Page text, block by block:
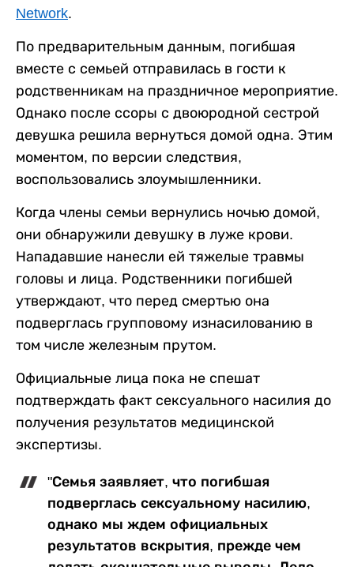
Network.
По предварительным данным, погибшая
вместе с семьей отправилась в гости к
родственникам на праздничное мероприятие.
Однако после ссоры с двоюродной сестрой
девушка решила вернуться домой одна. Этим
моментом, по версии следствия,
воспользовались злоумышленники.
Когда члены семьи вернулись ночью домой,
они обнаружили девушку в луже крови.
Нападавшие нанесли ей тяжелые травмы
головы и лица. Родственники погибшей
утверждают, что перед смертью она
подверглась групповому изнасилованию в
том числе железным прутом.
Официальные лица пока не спешат
подтверждать факт сексуального насилия до
получения результатов медицинской
экспертизы.
"Семья заявляет, что погибшая
подверглась сексуальному насилию,
однако мы ждем официальных
результатов вскрытия, прежде чем